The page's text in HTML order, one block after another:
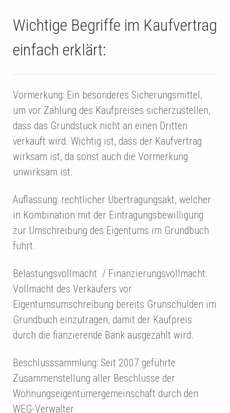
Wichtige Begriffe im Kaufvertrag
einfach erklärt:
Vormerkung: Ein besonderes Sicherungsmittel,
um vor Zahlung des Kaufpreises sicherzustellen,
dass das Grundstück nicht an einen Dritten
verkauft wird. Wichtig ist, dass der Kaufvertrag
wirksam ist, da sonst auch die Vormerkung
unwirksam ist.
Auflassung: rechtlicher Übertragungsakt, welcher
in Kombination mit der Eintragungsbewilligung
zur Umschreibung des Eigentums im Grundbuch
führt.
Belastungsvollmacht / Finanzierungsvollmacht:
Vollmacht des Verkäufers vor
Eigentumsumschreibung bereits Grunschulden im
Grundbuch einzutragen, damit der Kaufpreis
durch die fianzierende Bank ausgezahlt wird.
Beschlusssammlung: Seit 2007 geführte
Zusammenstellung aller Beschlüsse der
Wohnungseigentümergemeinschaft durch den
WEG-Verwalter